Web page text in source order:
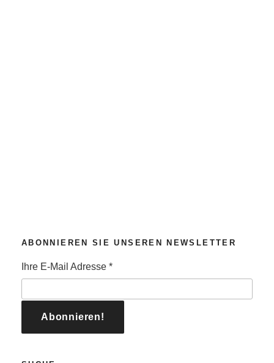
ABONNIEREN SIE UNSEREN NEWSLETTER
Ihre E-Mail Adresse *